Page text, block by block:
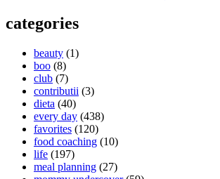
categories
beauty (1)
boo (8)
club (7)
contributii (3)
dieta (40)
every day (438)
favorites (120)
food coaching (10)
life (197)
meal planning (27)